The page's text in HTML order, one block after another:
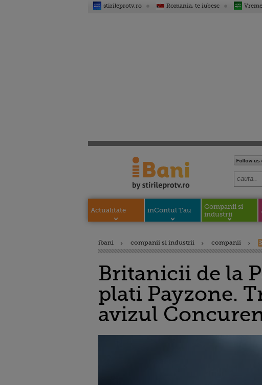
stirileprotv.ro Romania, te iubesc
Actualitate inContul Tau
Companii si
industrii
ibani companii si industrii companii
Britanicii de la
plati Payzone.
avizul